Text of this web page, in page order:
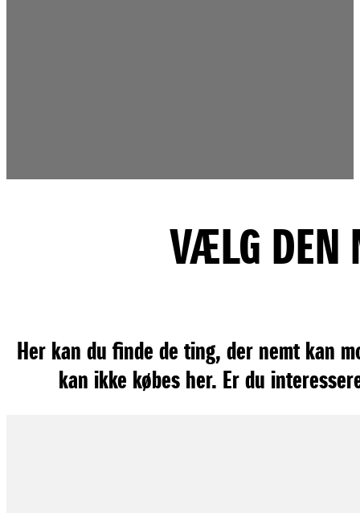
VÆLG DEN
Her kan du finde de ting, der nemt kan
kan ikke købes her. Er du